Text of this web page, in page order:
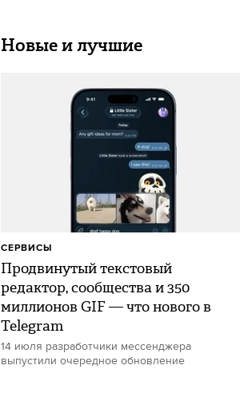
Новые и лучшие
Продвинутый текстовый
редактор, сообщества и 350
миллионов GIF — что нового в
Telegram
14 июля разработчики мессенджера
выпустили очередное обновление
СЕРВИСЫ